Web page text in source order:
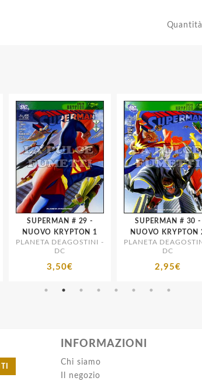
Quantità
SUPERMAN # 29 -
NUOVO KRYPTON 1
PLANETA DEAGOSTINI -
DC
3,50€
SUPERMAN # 30 -
NUOVO KRYPTON 2
PLANETA DEAGOSTINI
DC
2,95€
INFORMAZIONI
Chi siamo
Il negozio